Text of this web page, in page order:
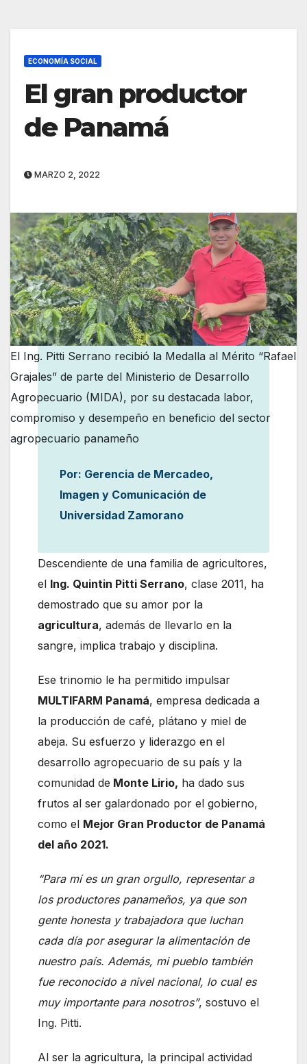
ECONOMÍA SOCIAL
El gran productor
de Panamá
MARZO 2, 2022
El Ing. Pitti Serrano recibió la Medalla al Mérito “Rafael
Grajales” de parte del Ministerio de Desarrollo
Agropecuario (MIDA), por su destacada labor,
compromiso y desempeño en beneficio del sector
agropecuario panameño
Por: Gerencia de Mercadeo,
Imagen y Comunicación de
Universidad Zamorano
Descendiente de una familia de agricultores,
el Ing. Quintin Pitti Serrano, clase 2011, ha
demostrado que su amor por la
agricultura, además de llevarlo en la
sangre, implica trabajo y disciplina.
Ese trinomio le ha permitido impulsar
MULTIFARM Panamá, empresa dedicada a
la producción de café, plátano y miel de
abeja. Su esfuerzo y liderazgo en el
desarrollo agropecuario de su país y la
comunidad de Monte Lirio, ha dado sus
frutos al ser galardonado por el gobierno,
como el Mejor Gran Productor de Panamá
del año 2021.
“Para mí es un gran orgullo, representar a
los productores panameños, ya que son
gente honesta y trabajadora que luchan
cada día por asegurar la alimentación de
nuestro país. Además, mi pueblo también
fue reconocido a nivel nacional, lo cual es
muy importante para nosotros”, sostuvo el
Ing. Pitti.
Al ser la agricultura, la principal actividad